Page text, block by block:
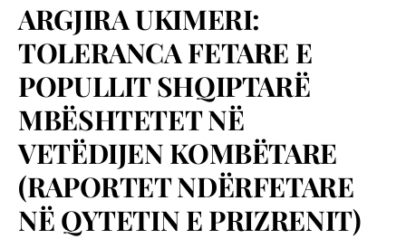
ARGJIRA UKIMERI:
TOLERANCA FETARE E
POPULLIT SHQIPTARË
MBËSHTETET NË
VETËDIJEN KOMBËTARE
(RAPORTET NDËRFETARE
NË QYTETIN E PRIZRENIT)